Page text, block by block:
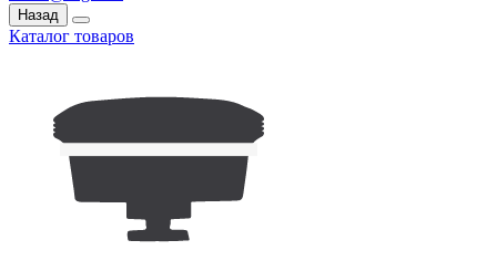
Назад
Каталог товаров